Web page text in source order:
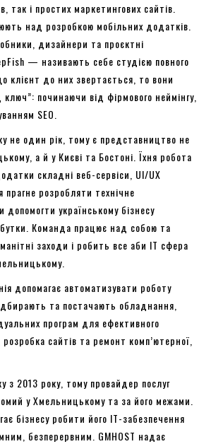
так і простих маркетингових сайтів.
над розробкою мобільних додатків.
дизайнери та проєктні
— називають себе студією повного
клієнт до них звертається, то вони
починаючи від фірмового неймінгу,
SEO.
не один рік, тому є представництво не
а й у Києві та Бостоні. Їхня робота
складні веб-сервіси, UI/UX
прагне розробляти технічне
допомогти українському бізнесу
Команда працює над собою та
заходи і робить все аби ІТ сфера
допомагає автоматизувати роботу
та постачають обладнання,
програм для ефективного
сайтів та ремонт комп’ютерної,
з 2013 року, тому провайдер послуг
у Хмельницькому та за його межами.
бізнесу робити його ІТ-забезпечення
безперервним. GMHOST надає